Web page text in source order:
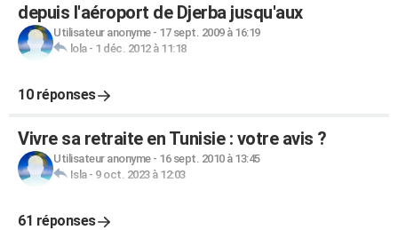
depuis l'aéroport de Djerba jusqu'aux
Utilisateur anonyme- 17 sept. 2009 à 16:19
lola- 1 déc. 2012 à 11:18
10 réponses
Vivre sa retraite en Tunisie : votre avis ?
Utilisateur anonyme- 16 sept. 2010 à 13:45
Isla- 9 oct. 2023 à 12:03
61 réponses